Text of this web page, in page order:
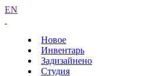
EN
Новое
Инвентарь
Задизайнено
Студия